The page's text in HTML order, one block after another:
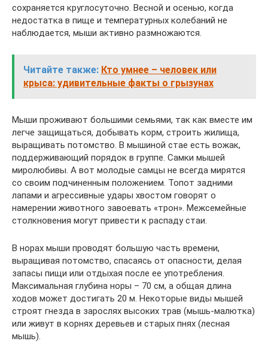
сохраняется круглосуточно. Весной и осенью, когда
недостатка в пище и температурных колебаний не
наблюдается, мыши активно размножаются.
Читайте также: Кто умнее – человек или
крыса: удивительные факты о грызунах
Мыши проживают большими семьями, так как вместе им
легче защищаться, добывать корм, строить жилища,
выращивать потомство. В мышиной стае есть вожак,
поддерживающий порядок в группе. Самки мышей
миролюбивы. А вот молодые самцы не всегда мирятся
со своим подчиненным положением. Топот задними
лапами и агрессивные удары хвостом говорят о
намерении животного завоевать «трон». Межсемейные
столкновения могут привести к распаду стаи.
В норах мыши проводят большую часть времени,
выращивая потомство, спасаясь от опасности, делая
запасы пищи или отдыхая после ее употребления.
Максимальная глубина норы – 70 см, а общая длина
ходов может достигать 20 м. Некоторые виды мышей
строят гнезда в зарослях высоких трав (мышь-малютка)
или живут в корнях деревьев и старых пнях (лесная
мышь).